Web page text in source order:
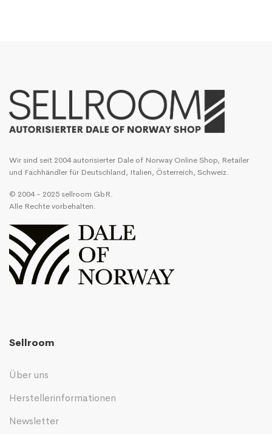
Wir sind seit 2004 autorisierter Dale of Norway Online Shop, Retailer
und Fachhändler für Deutschland, Italien, Österreich, Schweiz.
© 2004 - 2025 sellroom GbR.
Alle Rechte vorbehalten.
Sellroom
Über uns
Herstellerinformationen
Newsletter